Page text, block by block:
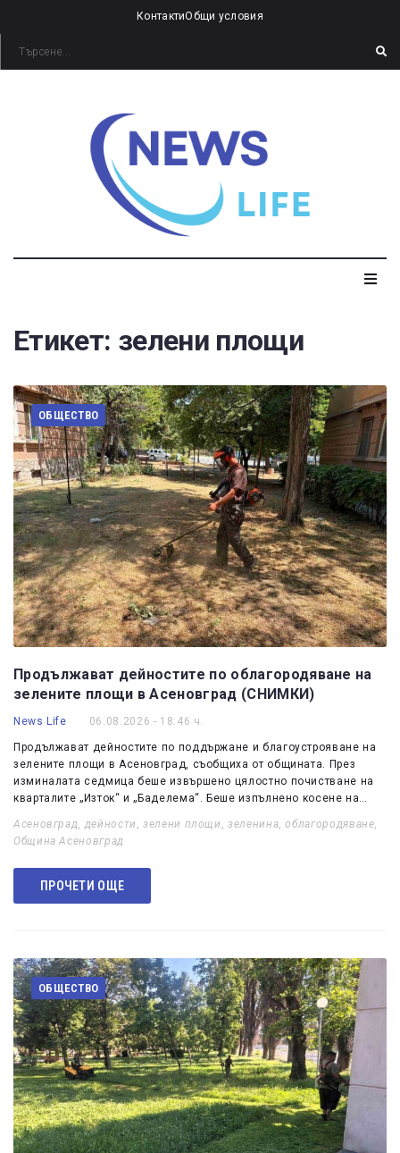
КонтактиОбщи условия
Етикет: зелени площи
ОБЩЕСТВО
Продължават дейностите по облагородяване на
зелените площи в Асеновград (СНИМКИ)
News Life 06.08.2026 - 18:46 ч.
Продължават дейностите по поддържане и благоустрояване на
зелените площи в Асеновград, съобщиха от общината. През
изминалата седмица беше извършено цялостно почистване на
кварталите „Изток“ и „Баделема“. Беше изпълнено косене на…
Асеновград, дейности ,зелени площи ,зеленина,облагородяване,
Община Асеновград
ПРОЧЕТИ ОЩЕ
ОБЩЕСТВО